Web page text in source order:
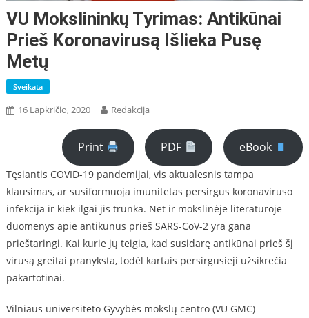
VU Mokslininkų Tyrimas: Antikūnai
Prieš Koronavirusą Išlieka Pusę
Metų
Sveikata
16 Lapkričio, 2020 Redakcija
Print PDF eBook
Tęsiantis COVID-19 pandemijai, vis aktualesnis tampa
klausimas, ar susiformuoja imunitetas persirgus koronaviruso
infekcija ir kiek ilgai jis trunka. Net ir mokslinėje literatūroje
duomenys apie antikūnus prieš SARS-CoV-2 yra gana
prieštaringi. Kai kurie jų teigia, kad susidarę antikūnai prieš šį
virusą greitai pranyksta, todėl kartais persirgusieji užsikrečia
pakartotinai.
Vilniaus universiteto Gyvybės mokslų centro (VU GMC)